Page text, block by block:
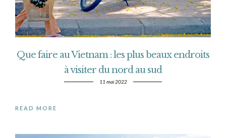
Que faire au Vietnam : les plus beaux endroits
à visiter du nord au sud
11 mai 2022
READ MORE